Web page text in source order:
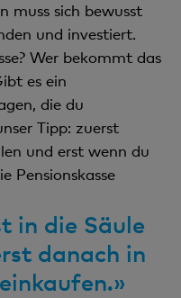
muss sich bewusst
und investiert.
Wer bekommt das
es ein
die du
Tipp: zuerst
und erst wenn du
Pensionskasse
in die Säule
danach in